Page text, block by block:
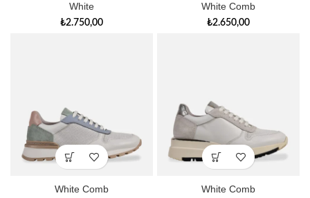
White
₺2.750,00
White Comb
₺2.650,00
White Comb White Comb